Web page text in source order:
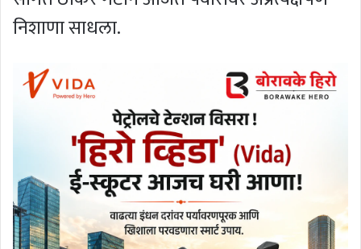
निशाणा साधला.